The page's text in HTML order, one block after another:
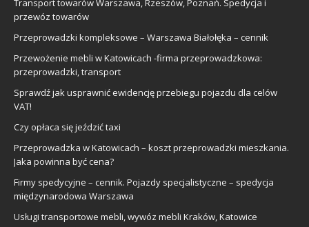
przewóz towarów
Przeprowadzki kompleksowe – Warszawa Białołęka – cennik
Przewożenie mebli w Katowicach -firma przeprowadzkowa:
przeprowadzki, transport
Sprawdź jak usprawnić ewidencję przebiegu pojazdu dla celów
VAT!
Czy opłaca się jeździć taxi
Przeprowadzka w Katowicach – koszt przeprowadzki mieszkania.
Jaka powinna być cena?
Firmy spedycyjne – cennik. Pojazdy specjalistyczne – spedycja
międzynarodowa Warszawa
Usługi transportowe mebli, wywóz mebli Kraków, Katowice